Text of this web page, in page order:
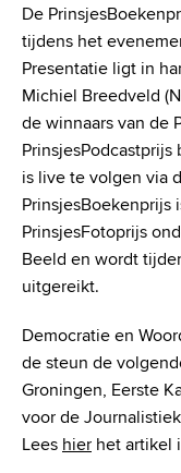
De
tijdens het
Presentatie ligt in
Michiel Breedveld
de winnaars van de
is live te volgen via
PrinsjesBoekenprijs
PrinsjesFotoprijs
Beeld en wordt
uitgereikt.
Democratie en
de steun de
Groningen, Eerste
voor de
Lees hier het artikel